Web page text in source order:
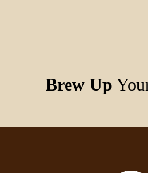
Brew Up